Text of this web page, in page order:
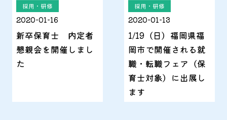
採用・研修
2020-01-16
新卒保育士 内定者
懇親会を開催しまし
た
採用・研修
2020-01-13
1/19（日）福岡県福
岡市で開催される就
職・転職フェア（保
育士対象）に出展し
ます